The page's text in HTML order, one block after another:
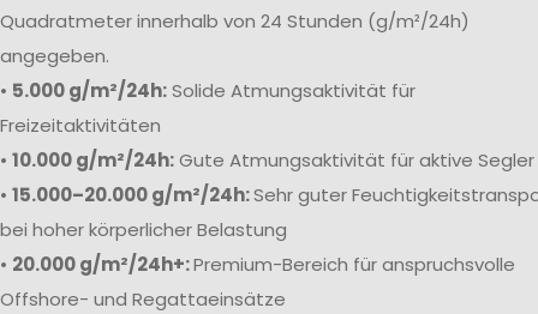
Quadratmeter innerhalb von 24 Stunden (g/m²/24h)
angegeben.
• 5.000 g/m²/24h:Solide Atmungsaktivität für
Freizeitaktivitäten
• 10.000 g/m²/24h:Gute Atmungsaktivität für aktive Segler
• 15.000–20.000 g/m²/24h:Sehr guter
bei hoher körperlicher Belastung
• 20.000 g/m²/24h+:Premium-Bereich für anspruchsvolle
Offshore- und Regattaeinsätze